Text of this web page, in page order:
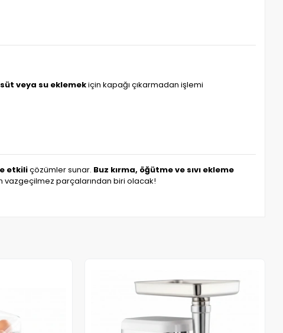
veya su eklemekiçin kapağı çıkarmadan işlemi
etkiliçözümler sunar. Buz kırma, öğütme ve sıvı ekleme
vazgeçilmez parçalarından biri olacak!